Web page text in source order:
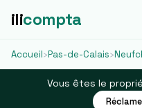
ilicompta
Accueil›Pas-de-Calais›
Vous êtes le